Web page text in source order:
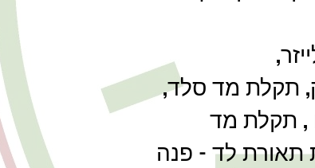
תקלת מד סלד,
, תקלת מד
תאורת לד - פנה